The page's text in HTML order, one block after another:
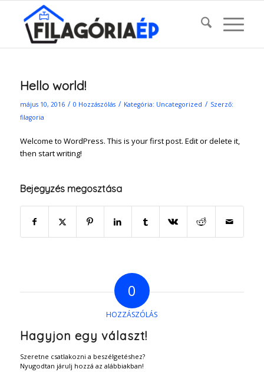
Hello world!
május 10, 2016 / 0 Hozzászólás / Kategória: Uncategorized / Szerző:
filagoria
Welcome to WordPress. This is your first post. Edit or delete it,
then start writing!
Bejegyzés megosztása
0
HOZZÁSZÓLÁS
Hagyjon egy választ!
Szeretne csatlakozni a beszélgetéshez?
Nyugodtan járulj hozzá az alábbiakban!